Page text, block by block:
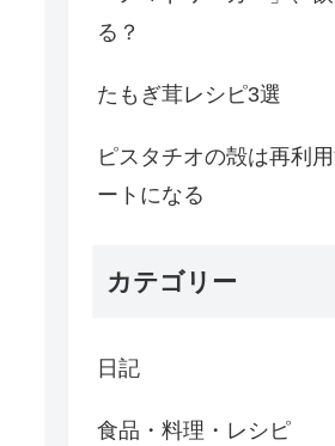
る？
たもぎ茸レシピ3選
ピスタチオの殻は再利
ートになる
カテゴリー
日記
食品・料理・レシピ